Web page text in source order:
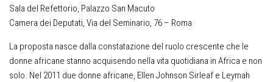
Sala del Refettorio, Palazzo San Macuto
Camera dei Deputati, Via del Seminario, 76 – Roma
La proposta nasce dalla constatazione del ruolo crescente che le
donne africane stanno acquisendo nella vita quotidiana in Africa e non
solo. Nel 2011 due donne africane, Ellen Johnson Sirleaf e Leymah